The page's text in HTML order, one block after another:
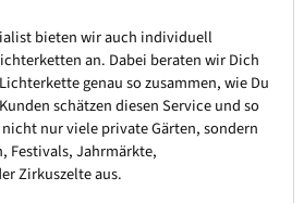
bieten wir auch individuell
an. Dabei beraten wir Dich
genau so zusammen, wie Du
schätzen diesen Service und so
nur viele private Gärten, sondern
Festivals, Jahrmärkte,
Zirkuszelte aus.